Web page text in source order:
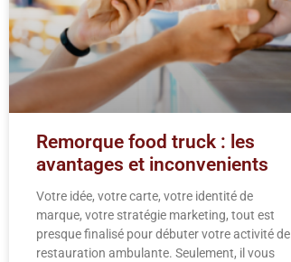
Remorque food truck : les
avantages et inconvenients
Votre idée, votre carte, votre identité de
marque, votre stratégie marketing, tout est
presque finalisé pour débuter votre activité de
restauration ambulante. Seulement, il vous